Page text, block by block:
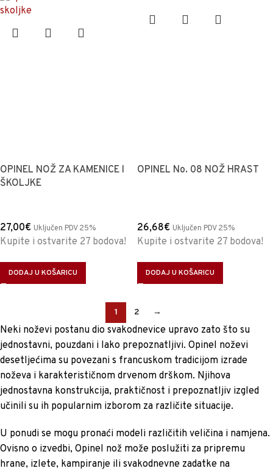
OPINEL NOŽ ZA KAMENICE I
ŠKOLJKE
27,00€ Uključen PDV 25%
Kupite i ostvarite 27 bodova!
DODAJ U KOŠARICU
OPINEL No. 08 NOŽ HRAST
26,68€ Uključen PDV 25%
Kupite i ostvarite 27 bodova!
DODAJ U KOŠARICU
1 2 →
Neki noževi postanu dio svakodnevice upravo zato što su
jednostavni, pouzdani i lako prepoznatljivi. Opinel noževi
desetljećima su povezani s francuskom tradicijom izrade
noževa i karakterističnom drvenom drškom. Njihova
jednostavna konstrukcija, praktičnost i prepoznatljiv izgled
učinili su ih popularnim izborom za različite situacije.
U ponudi se mogu pronaći modeli različitih veličina i namjena.
Ovisno o izvedbi, Opinel nož može poslužiti za pripremu
hrane, izlete, kampiranje ili svakodnevne zadatke na